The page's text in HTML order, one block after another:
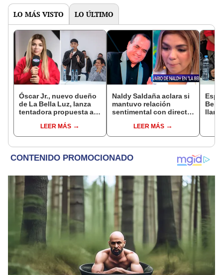
LO MÁS VISTO LO ÚLTIMO
Óscar Jr., nuevo dueño
de La Bella Luz, lanza
tentadora propuesta a
denuncia por
tocamientos: “Va a
LEER MÁS
Naldy Saldaña aclara si
mantuvo relación
sentimental con director
denunciarlo por
tocamientos: “Me
LEER MÁS
me